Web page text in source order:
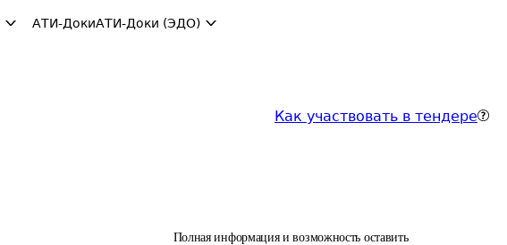
АТИ-ДокиАТИ-Доки (ЭДО)
Как участвовать в тендере
Полная информация и возможность оставить